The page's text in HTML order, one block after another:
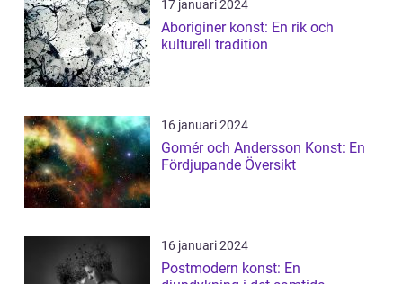
17 januari 2024
Aboriginer konst: En rik och
kulturell tradition
16 januari 2024
Gomér och Andersson Konst: En
Fördjupande Översikt
16 januari 2024
Postmodern konst: En